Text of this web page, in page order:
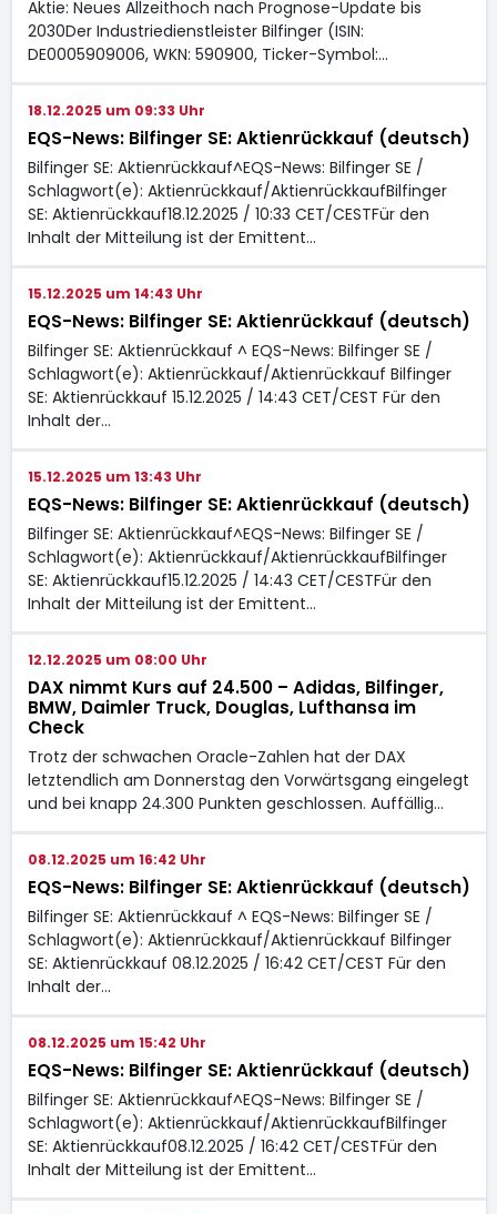
Aktie: Neues Allzeithoch nach Prognose-Update bis
2030Der Industriedienstleister Bilfinger (ISIN:
DE0005909006, WKN: 590900, Ticker-Symbol:…
18.12.2025 um 09:33 Uhr
EQS-News: Bilfinger SE: Aktienrückkauf (deutsch)
Bilfinger SE: Aktienrückkauf^EQS-News: Bilfinger SE /
Schlagwort(e): Aktienrückkauf/AktienrückkaufBilfinger
SE: Aktienrückkauf18.12.2025 / 10:33 CET/CESTFür den
Inhalt der Mitteilung ist der Emittent…
15.12.2025 um 14:43 Uhr
EQS-News: Bilfinger SE: Aktienrückkauf (deutsch)
Bilfinger SE: Aktienrückkauf ^ EQS-News: Bilfinger SE /
Schlagwort(e): Aktienrückkauf/Aktienrückkauf Bilfinger
SE: Aktienrückkauf 15.12.2025 / 14:43 CET/CEST Für den
Inhalt der…
15.12.2025 um 13:43 Uhr
EQS-News: Bilfinger SE: Aktienrückkauf (deutsch)
Bilfinger SE: Aktienrückkauf^EQS-News: Bilfinger SE /
Schlagwort(e): Aktienrückkauf/AktienrückkaufBilfinger
SE: Aktienrückkauf15.12.2025 / 14:43 CET/CESTFür den
Inhalt der Mitteilung ist der Emittent…
12.12.2025 um 08:00 Uhr
DAX nimmt Kurs auf 24.500 – Adidas, Bilfinger,
BMW, Daimler Truck, Douglas, Lufthansa im
Check
Trotz der schwachen Oracle-Zahlen hat der DAX
letztendlich am Donnerstag den Vorwärtsgang eingelegt
und bei knapp 24.300 Punkten geschlossen. Auffällig…
08.12.2025 um 16:42 Uhr
EQS-News: Bilfinger SE: Aktienrückkauf (deutsch)
Bilfinger SE: Aktienrückkauf ^ EQS-News: Bilfinger SE /
Schlagwort(e): Aktienrückkauf/Aktienrückkauf Bilfinger
SE: Aktienrückkauf 08.12.2025 / 16:42 CET/CEST Für den
Inhalt der…
08.12.2025 um 15:42 Uhr
EQS-News: Bilfinger SE: Aktienrückkauf (deutsch)
Bilfinger SE: Aktienrückkauf^EQS-News: Bilfinger SE /
Schlagwort(e): Aktienrückkauf/AktienrückkaufBilfinger
SE: Aktienrückkauf08.12.2025 / 16:42 CET/CESTFür den
Inhalt der Mitteilung ist der Emittent…